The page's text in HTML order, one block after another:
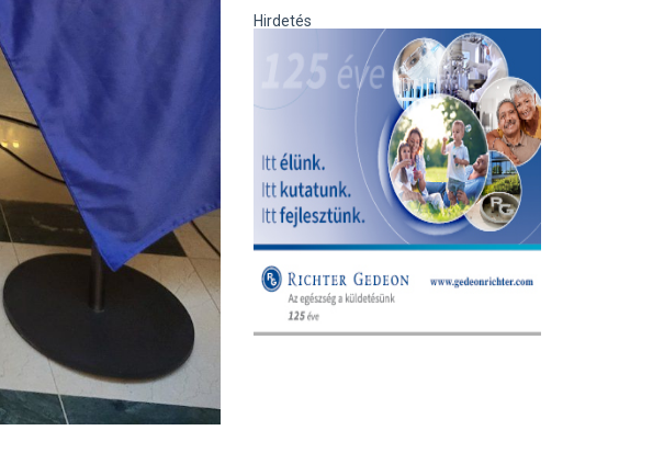
Hirdetés